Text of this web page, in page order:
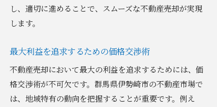
し、適切に進めることで、スムーズな不動産売却が実現
します。
最大利益を追求するための価格交渉術
不動産売却において最大の利益を追求するためには、価
格交渉術が不可欠です。群馬県伊勢崎市の不動産市場で
は、地域特有の動向を把握することが重要です。例え